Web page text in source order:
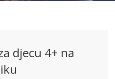
djecu 4+ na